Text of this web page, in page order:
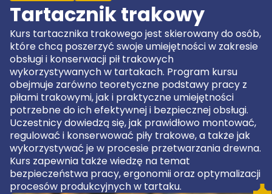
Tartacznik trakowy
Kurs tartacznika trakowego jest skierowany do osób,
które chcą poszerzyć swoje umiejętności w zakresie
obsługi i konserwacji pił trakowych
wykorzystywanych w tartakach. Program kursu
obejmuje zarówno teoretyczne podstawy pracy z
piłami trakowymi, jak i praktyczne umiejętności
potrzebne do ich efektywnej i bezpiecznej obsługi.
Uczestnicy dowiedzą się, jak prawidłowo montować,
regulować i konserwować piły trakowe, a także jak
wykorzystywać je w procesie przetwarzania drewna.
Kurs zapewnia także wiedzę na temat
bezpieczeństwa pracy, ergonomii oraz optymalizacji
procesów produkcyjnych w tartaku.